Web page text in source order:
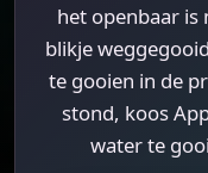
het openbaar is
blikje
te gooien in de
stond, koos
water te